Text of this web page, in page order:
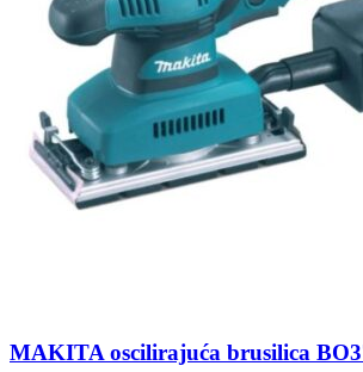
MAKITA oscilirajuća brusilica